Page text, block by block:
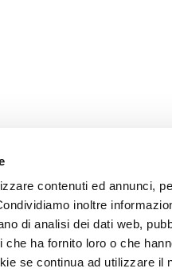
contenuti ed annunci,
inoltre
di analisi dei dati web,
ha fornito loro o che
se continua ad utilizzare il